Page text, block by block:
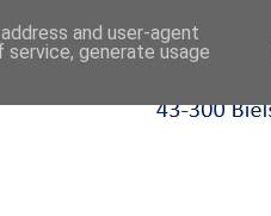
and user-agent
generate usage